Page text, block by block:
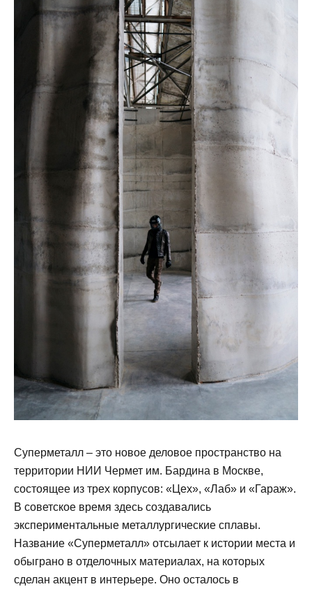
Суперметалл – это новое деловое пространство на
территории НИИ Чермет им. Бардина в Москве,
состоящее из трех корпусов: «Цех», «Лаб» и «Гараж».
В советское время здесь создавались
экспериментальные металлургические сплавы.
Название «Суперметалл» отсылает к истории места и
обыграно в отделочных материалах, на которых
сделан акцент в интерьере. Оно осталось в